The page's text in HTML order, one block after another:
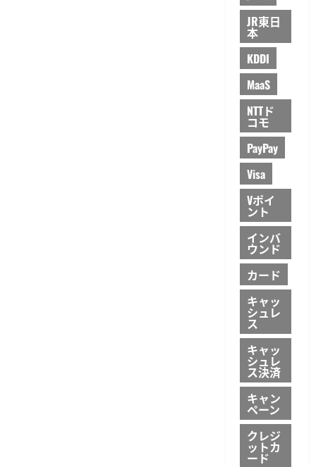
JR東日
本
KDDI
MaaS
NTTド
コモ
PayPay
Visa
Vポイ
ント
インバ
ウンド
カード
キャッ
シュレ
ス
キャッ
シュレ
ス決済
キャン
ペーン
クレジ
ットカ
ード